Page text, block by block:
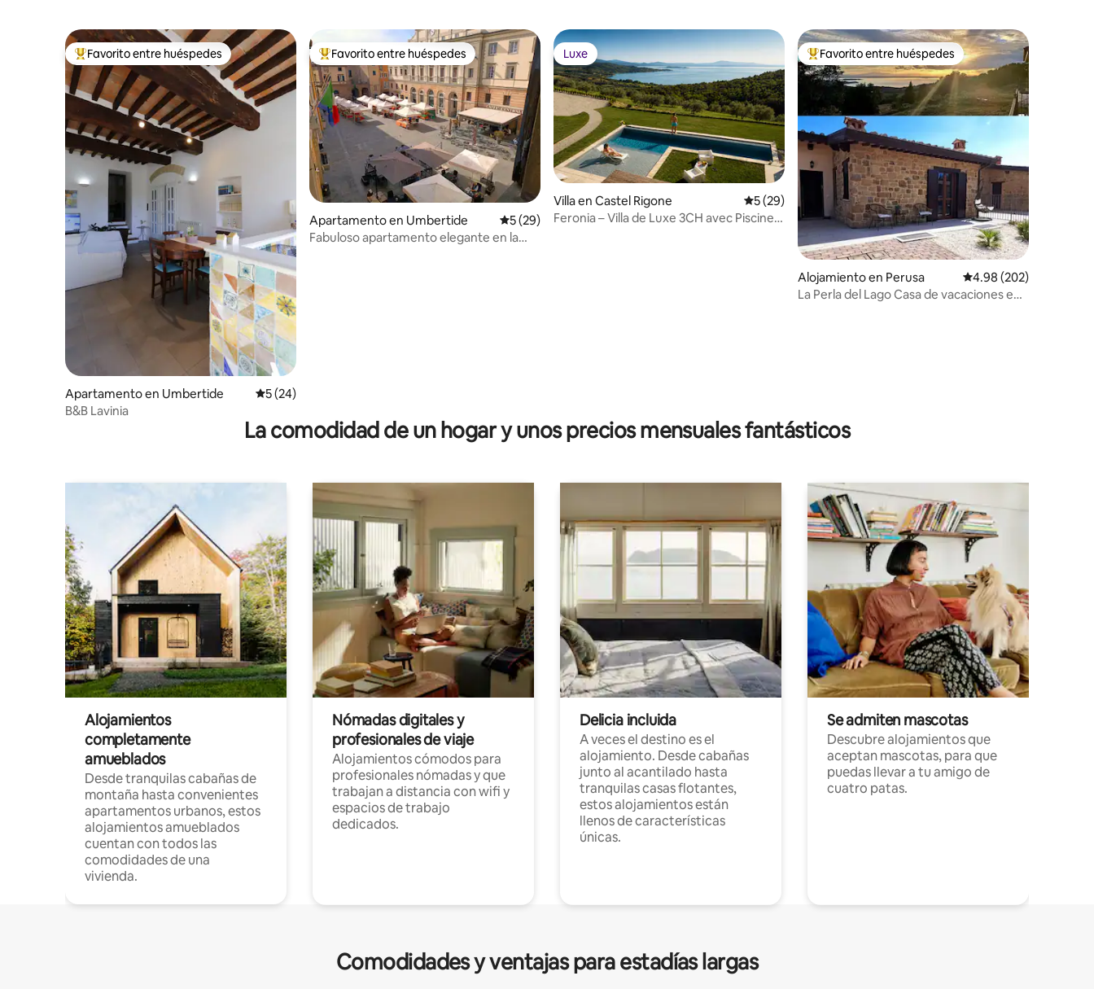
Favorito entre huéspedes preferido
Favorito entre huéspedes
Apartamento en Umbertide Calificación promedio: 5 de 5, 24 reseñas
5 (24)
B&B Lavinia
Favorito entre huéspedes preferido
Favorito entre huéspedes
Apartamento en Umbertide Calificación promedio: 5 de 5, 29 reseñas
5 (29)
Fabuloso apartamento elegante en la
Luxe
Luxe
Villa en Castel Rigone Calificación promedio: 5 de 5, 29 reseñas
5 (29)
Feronia – Villa de Luxe 3CH avec Piscine
Favorito entre huéspedes preferido
Favorito entre huéspedes
Alojamiento en Perusa Calificación promedio:
4.98 (202)
La Perla del Lago Casa de vacaciones en
La comodidad de un hogar y unos precios mensuales fantásticos
Alojamientos
completamente
amueblados
Desde tranquilas cabañas de
montaña hasta convenientes
apartamentos urbanos, estos
alojamientos amueblados
cuentan con todos las
comodidades de una
vivienda.
Nómadas digitales y
profesionales de viaje
Alojamientos cómodos para
profesionales nómadas y que
trabajan a distancia con wifi y
espacios de trabajo
dedicados.
Delicia incluida
A veces el destino es el
alojamiento. Desde cabañas
junto al acantilado hasta
tranquilas casas flotantes,
estos alojamientos están
llenos de características
únicas.
Se admiten mascotas
Descubre alojamientos que
aceptan mascotas, para que
puedas llevar a tu amigo de
cuatro patas.
Comodidades y ventajas para estadías largas